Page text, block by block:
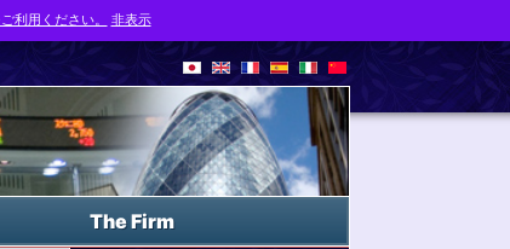
The Firm
利用ください。 非表示